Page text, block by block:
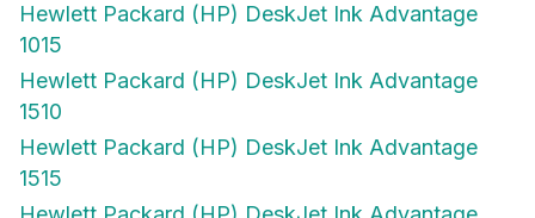
Hewlett Packard (HP) DeskJet Ink Advantage
1015
Hewlett Packard (HP) DeskJet Ink Advantage
1510
Hewlett Packard (HP) DeskJet Ink Advantage
1515